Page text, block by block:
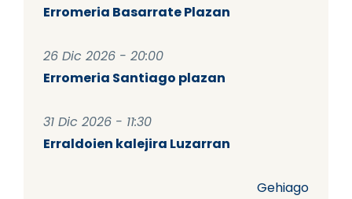
Erromeria Basarrate Plazan
26 Dic 2026 - 20:00
Erromeria Santiago plazan
31 Dic 2026 - 11:30
Erraldoien kalejira Luzarran
Gehiago